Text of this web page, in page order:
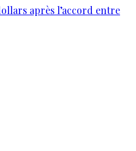
après l’accord entre